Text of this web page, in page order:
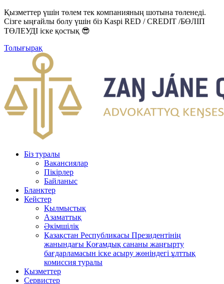
Қызметтер үшін төлем тек компанияның шотына төленеді.
Сізге ыңғайлы болу үшін біз Kaspi RED / CREDIT /БӨЛІП
ТӨЛЕУДІ іске қостық 😎
Толығырақ
Біз туралы
Вакансиялар
Пікірлер
Байланыс
Бланктер
Кейстер
Қылмыстық
Азаматтық
Әкімшілік
Қазақстан Республикасы Президентінің
жанындағы Қоғамдық сананы жаңғырту
бағдарламасын іске асыру жөніндегі ұлттық
комиссия туралы
Қызметтер
Сервистер